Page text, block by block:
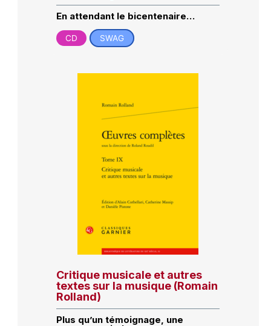
En attendant le bicentenaire…
CD SWAG
Critique musicale et autres
textes sur la musique (Romain
Rolland)
Plus qu’un témoignage, une